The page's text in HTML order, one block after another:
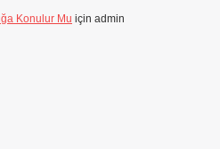
Konulur Mu için admin